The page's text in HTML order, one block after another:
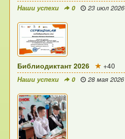
Наши успехи 0 23 июл 2026
Библиодиктант 2026 +40
Наши успехи 0 28 мая 2026